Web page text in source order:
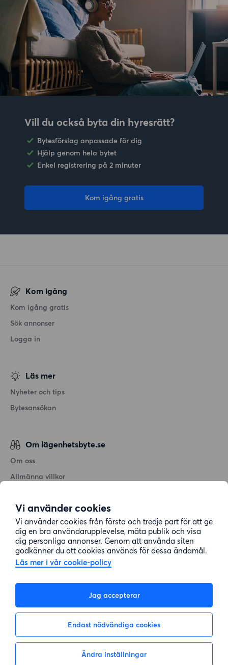
Vi använder cookies
Vi använder cookies från första och tredje part för att ge
dig en bra användarupplevelse, mäta publik och visa
dig personliga annonser. Genom att använda siten
godkänner du att cookies används för dessa ändamål.
Läs mer i vår cookie-policy
Jag accepterar
Endast nödvändiga cookies
Ändra inställningar
Vill du också byta din hyresrätt?
Bytesförslag anpassade för dig
Hjälp genom hela bytet
Enkel registrering på 2 minuter
Kom igång gratis
Kom igång
Kom igång gratis
Sök annonser
Logga in
Läs mer
Nyheter och tips
Bytesansökan
Om lägenhetsbyte.se
Om oss
Allmänna villkor
Cookiepolicy
Sitemap
Kundtjänst
08-22 00 90
E-post: